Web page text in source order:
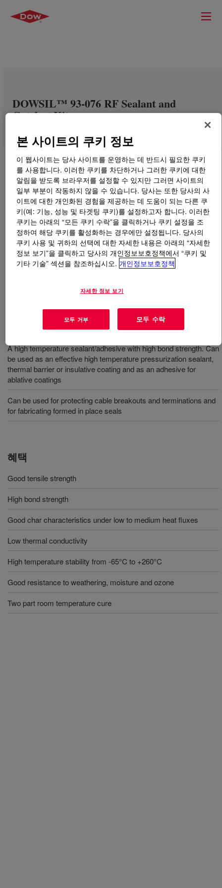
DOWSIL™ 93-076 RF Sealant and
Catalyst Kit
무엇입니까 DOWSIL™ 93-076 RF Sealant and
Catalyst Kit?
elastomer. Aero-space recognized silicone adhesive.
A high temperature sealant/adhesive with high bond strength. Can
be used as an effective high temperature pressurization sealant,
thermal barrier or insulative coating and as an adhesive for
ablative coatings
Can be used for protecting cable breakouts and terminations and
for fabricating formed in place seals
혜택
Good tensile strength
High bond strength
Good char characteristics under low to medium heat fluxes
Low thermal conductivity
High temperature stability from -65°C to +260°C
Good resistance to weathering, moisture and ozone
Two part room temperature cure
본 사이트의 쿠키 정보
이 웹사이트는 당사 사이트를 운영하는 데 반드시 필요한 쿠키
를 사용합니다. 이러한 쿠키를 차단하거나 그러한 쿠키에 대한
알림을 받도록 브라우저를 설정할 수 있지만 그러면 사이트의
일부 부분이 작동하지 않을 수 있습니다. 당사는 또한 당사의 사
이트에 대한 개인화된 경험을 제공하는 데 도움이 되는 다른 쿠
키(예: 기능, 성능 및 타겟팅 쿠키)를 설정하고자 합니다. 이러한
쿠키는 아래의 “모든 쿠키 수락”을 클릭하거나 쿠키 설정을 조
정하여 해당 쿠키를 활성화하는 경우에만 설정됩니다. 당사의
쿠키 사용 및 귀하의 선택에 대한 자세한 내용은 아래의 “자세한
정보 보기”을 클릭하고 당사의 개인정보보호정책에서 “쿠키 및
기타 기술” 섹션을 참조하십시오. 개인정보보호정책
자세한 정보 보기
모두 거부 모두 수락